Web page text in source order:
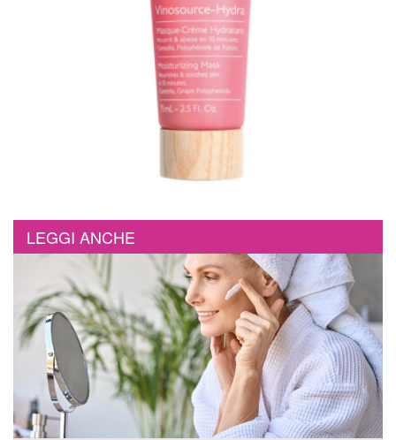
LEGGI ANCHE